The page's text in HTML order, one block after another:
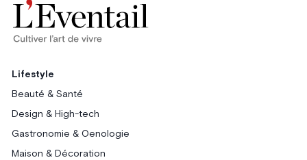
Lifestyle
Beauté & Santé
Design & High-tech
Gastronomie & Oenologie
Maison & Décoration